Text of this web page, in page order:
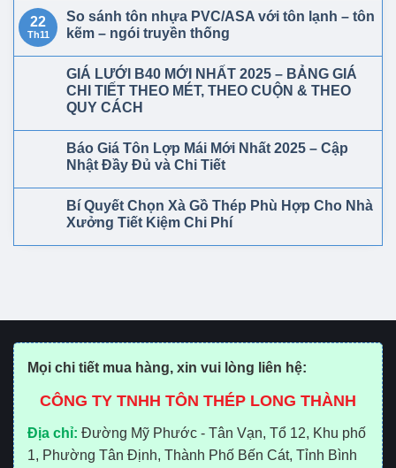
22
Th11
So sánh tôn nhựa PVC/ASA với tôn lạnh – tôn
kẽm – ngói truyền thống
GIÁ LƯỚI B40 MỚI NHẤT 2025 – BẢNG GIÁ
CHI TIẾT THEO MÉT, THEO CUỘN & THEO
QUY CÁCH
Báo Giá Tôn Lợp Mái Mới Nhất 2025 – Cập
Nhật Đầy Đủ và Chi Tiết
Bí Quyết Chọn Xà Gồ Thép Phù Hợp Cho Nhà
Xưởng Tiết Kiệm Chi Phí
Mọi chi tiết mua hàng, xin vui lòng liên hệ:
CÔNG TY TNHH TÔN THÉP LONG THÀNH
Địa chỉ: Đường Mỹ Phước - Tân Vạn, Tổ 12, Khu phố
1, Phường Tân Định, Thành Phố Bến Cát, Tỉnh Bình